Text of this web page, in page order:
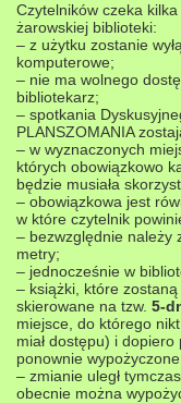
Czytelników czeka
żarowskiej biblioteki:
– z użytku zostanie
komputerowe;
– nie ma wolnego
bibliotekarz;
– spotkania
PLANSZOMANIA
– w wyznaczonych
których obowiązkowo
będzie musiała
– obowiązkowa jest
w które czytelnik
– bezwzględnie należy
metry;
– jednocześnie w
– książki, które
skierowane na tzw. 5-
miejsce, do którego
miał dostępu) i
ponownie
– zmianie uległ
obecnie można